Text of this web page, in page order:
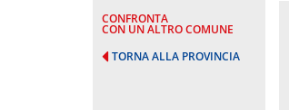
CONFRONTA
CON UN ALTRO COMUNE
TORNA ALLA PROVINCIA